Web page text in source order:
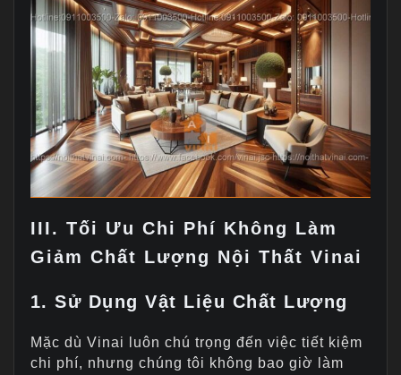
III. Tối Ưu Chi Phí Không Làm
Giảm Chất Lượng Nội Thất Vinai
1. Sử Dụng Vật Liệu Chất Lượng
Mặc dù Vinai luôn chú trọng đến việc tiết kiệm
chi phí, nhưng chúng tôi không bao giờ làm